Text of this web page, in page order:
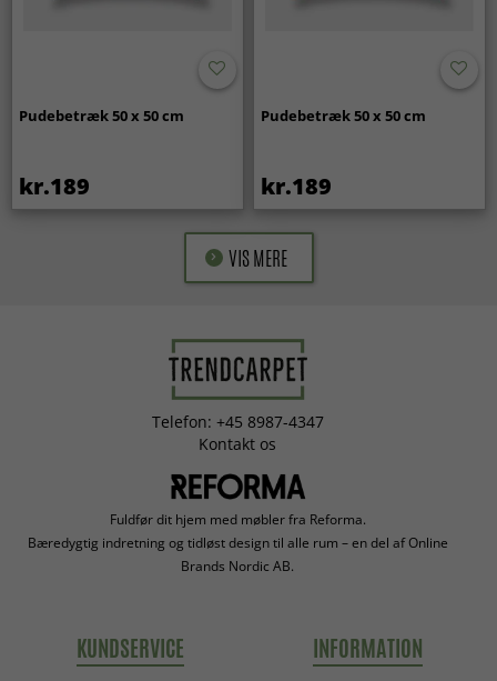
Pudebetræk 50 x 50 cm
kr.189
Pudebetræk 50 x 50 cm
kr.189
VIS MERE
Telefon: +45 8987-4347
Kontakt os
Fuldfør dit hjem med møbler fra Reforma.
Bæredygtig indretning og tidløst design til alle rum – en del af Online
Brands Nordic AB.
KUNDSERVICE INFORMATION